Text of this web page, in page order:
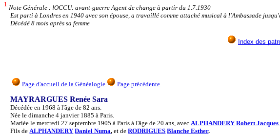
1 Note Générale : !OCCU: avant-guerre Agent de change à partir du 1.7.1930
Est parti à Londres en 1940 avec son épouse, a travaillé comme attaché musical à l'Ambassade
Décédé 8 mois après sa femme
Index des
Page d'accueil de la Généalogie Page précédente
MAYRARGUES Renée Sara
Décédée en 1968 à l'âge de 82 ans.
Née le dimanche 4 janvier 1885 à Paris.
Mariée le mercredi 27 septembre 1905 à Paris à l'âge de 20 ans, avec ALPHANDERY Robert
Fils de ALPHANDERY Daniel Numa,et deRODRIGUES Blanche Esther.